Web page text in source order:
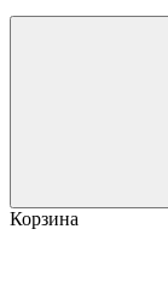
Корзина